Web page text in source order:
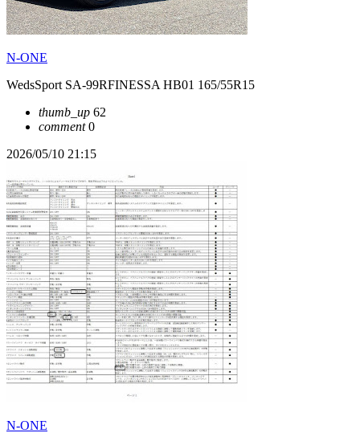
N-ONE
WedsSport SA-99RFINESSA HB01 165/55R15
thumb_up 62
comment0
2026/05/10 21:15
N-ONE